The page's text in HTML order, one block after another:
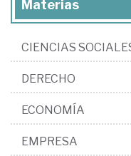
Materias
CIENCIAS
DERECHO
ECONOMÍA
EMPRESA